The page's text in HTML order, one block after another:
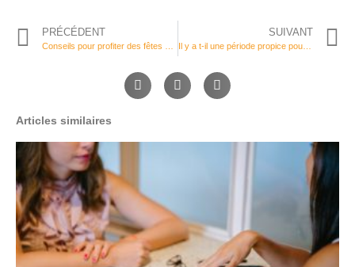
PRÉCÉDENT SUIVANT
Il y a t-il une période propice pour améliorer ses habitudes alimentaires ?
Articles similaires